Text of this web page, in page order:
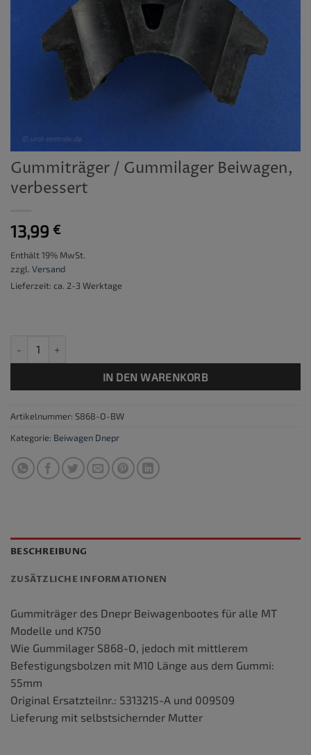
Gummiträger / Gummilager Beiwagen,
verbessert
13,99 €
Enthält 19% MwSt.
zzgl. Versand
Lieferzeit: ca. 2-3 Werktage
IN DEN WARENKORB
Artikelnummer: S868-O-BW
Kategorie: Beiwagen Dnepr
BESCHREIBUNG
ZUSÄTZLICHE INFORMATIONEN
Gummiträger des Dnepr Beiwagenbootes für alle MT
Modelle und K750
Wie Gummilager S868-O, jedoch mit mittlerem
Befestigungsbolzen mit M10 Länge aus dem Gummi:
55mm
Original Ersatzteilnr.: 5313215-A und 009509
Lieferung mit selbstsichernder Mutter